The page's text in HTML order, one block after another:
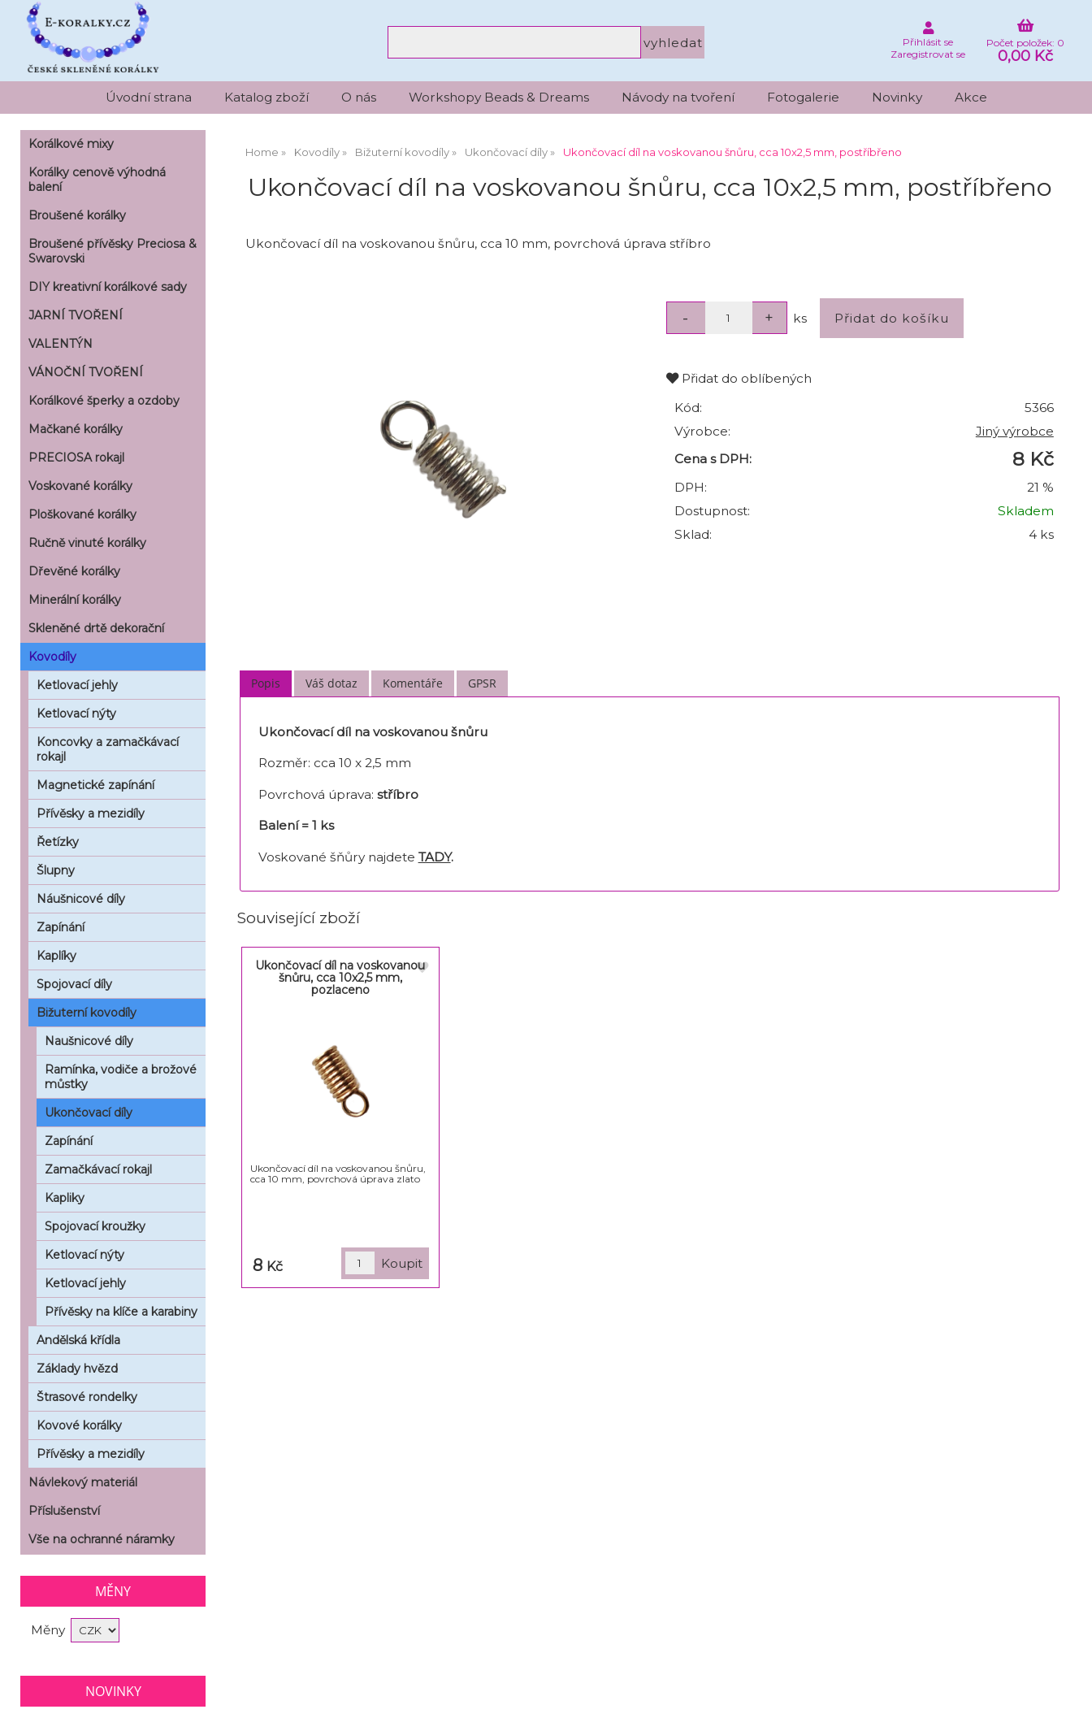
Počet položek: 0
0,00 Kč
Přihlásit se
Zaregistrovat se
Úvodní strana Katalog zboží O nás Workshopy Beads & Dreams Návody na tvoření Fotogalerie Novinky Akce
Home Kovodíly Bižuterní kovodíly Ukončovací díly Ukončovací díl na voskovanou šnůru, cca 10x2,5 mm, postříbřeno
Ukončovací díl na voskovanou šnůru, cca 10x2,5 mm, postříbřeno
Ukončovací díl na voskovanou šnůru, cca 10 mm, povrchová úprava stříbro
ks
Přidat do oblíbených
Kód:
5366
Výrobce:
Jiný výrobce
Cena s DPH:
8 Kč
DPH:
21 %
Dostupnost:
Skladem
Sklad:
4 ks
Popis Váš dotaz Komentáře GPSR
Ukončovací díl na voskovanou šnůru
Rozměr: cca 10 x 2,5 mm
Povrchová úprava: stříbro
Balení = 1 ks
Voskované šňůry najdete TADY.
Související zboží
Ukončovací díl na voskovanou
šnůru, cca 10x2,5 mm,
pozlaceno
Ukončovací díl na voskovanou šnůru,
cca 10 mm, povrchová úprava zlato
8 Kč
Korálkové mixy
Korálky cenově výhodná
balení
Broušené korálky
Broušené přívěsky Preciosa &
Swarovski
DIY kreativní korálkové sady
JARNÍ TVOŘENÍ
VALENTÝN
VÁNOČNÍ TVOŘENÍ
Korálkové šperky a ozdoby
Mačkané korálky
PRECIOSA rokajl
Voskované korálky
Ploškované korálky
Ručně vinuté korálky
Dřevěné korálky
Minerální korálky
Skleněné drtě dekorační
Kovodíly
Ketlovací jehly
Ketlovací nýty
Koncovky a zamačkávací
rokajl
Magnetické zapínání
Přívěsky a mezidíly
Řetízky
Šlupny
Náušnicové díly
Zapínání
Kaplíky
Spojovací díly
Bižuterní kovodíly
Naušnicové díly
Ramínka, vodiče a brožové
můstky
Ukončovací díly
Zapínání
Zamačkávací rokajl
Kapliky
Spojovací kroužky
Ketlovací nýty
Ketlovací jehly
Přívěsky na klíče a karabiny
Andělská křídla
Základy hvězd
Štrasové rondelky
Kovové korálky
Přívěsky a mezidíly
Návlekový materiál
Příslušenství
Vše na ochranné náramky
MĚNY
Měny
NOVINKY